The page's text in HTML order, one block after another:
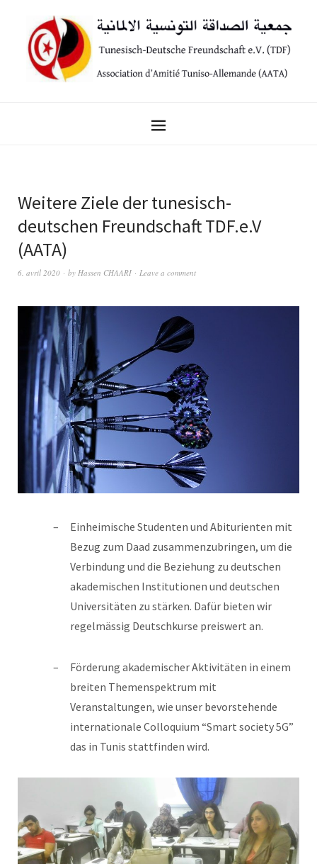
Weitere Ziele der tunesisch-
deutschen Freundschaft TDF.e.V
(AATA)
6. avril 2020 by Hassen CHAARI Leave a comment
Einheimische Studenten und Abiturienten mit
Bezug zum Daad zusammenzubringen, um die
Verbindung und die Beziehung zu deutschen
akademischen Institutionen und deutschen
Universitäten zu stärken. Dafür bieten wir
regelmässig Deutschkurse preiswert an.
Förderung akademischer Aktivitäten in einem
breiten Themenspektrum mit
Veranstaltungen, wie unser bevorstehende
internationale Colloquium “Smart society 5G”
das in Tunis stattfinden wird.